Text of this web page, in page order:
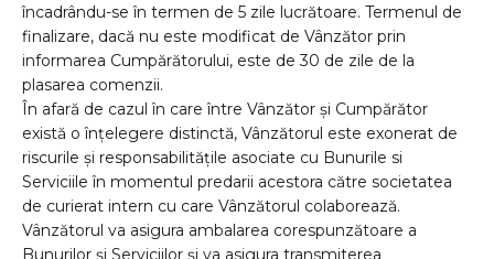
încadrându-se în termen de 5 zile lucrătoare. Termenul de
finalizare, dacă nu este modificat de Vânzător prin
informarea Cumpărătorului, este de 30 de zile de la
plasarea comenzii.
În afară de cazul în care între Vânzător și Cumpărător
există o înțelegere distinctă, Vânzătorul este exonerat de
riscurile și responsabilitățile asociate cu Bunurile si
Serviciile în momentul predarii acestora către societatea
de curierat intern cu care Vânzătorul colaborează.
Vânzătorul va asigura ambalarea corespunzătoare a
Bunurilor și Serviciilor și va asigura transmiterea